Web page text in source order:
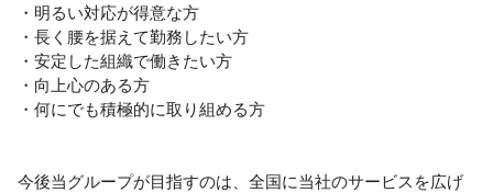
・明るい対応が得意な方
・長く腰を据えて勤務したい方
・安定した組織で働きたい方
・向上心のある方
・何にでも積極的に取り組める方
今後当グループが目指すのは、全国に当社のサービスを広げ